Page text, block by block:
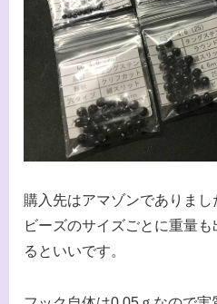
購入先はアマゾンでありま
ビーズのサイズごとに重量
るといいです。